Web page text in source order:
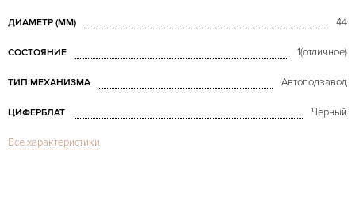
ДИАМЕТР (MM) 44
СОСТОЯНИЕ 1(отличное)
ТИП МЕХАНИЗМА Автоподзавод
ЦИФЕРБЛАТ Черный
СТЕКЛО
Все характеристики